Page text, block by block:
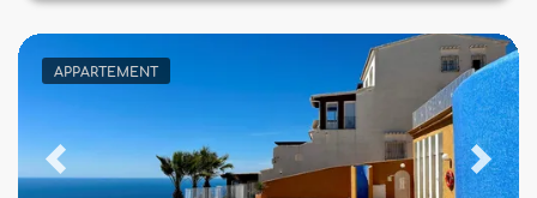
APPARTEMENT
Previous Next